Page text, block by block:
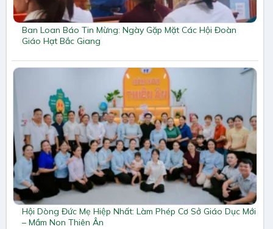
Ban Loan Báo Tin Mừng: Ngày Gặp Mặt Các Hội Đoàn
Giáo Hạt Bắc Giang
Hội Dòng Đức Mẹ Hiệp Nhất: Làm Phép Cơ Sở Giáo Dục Mới
– Mầm Non Thiên Ân